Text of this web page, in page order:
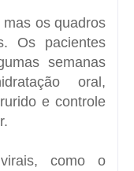
os quadros
Os pacientes
semanas
oral,
e controle
como o